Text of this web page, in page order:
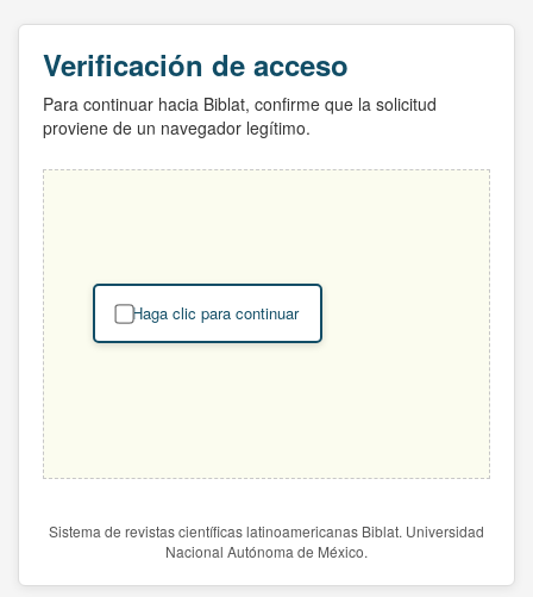
Verificación de acceso
Para continuar hacia Biblat, confirme que la solicitud
proviene de un navegador legítimo.
Haga clic para continuar
Sistema de revistas científicas latinoamericanas Biblat. Universidad
Nacional Autónoma de México.